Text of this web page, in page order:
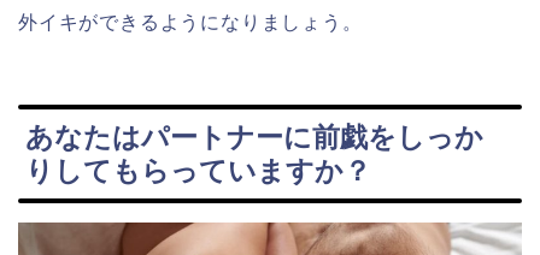
外イキができるようになりましょう。
あなたはパートナーに前戯をしっか
りしてもらっていますか？